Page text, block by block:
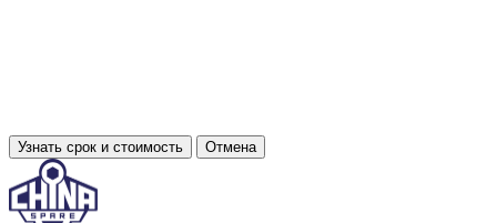
Узнать срок и стоимость Отмена